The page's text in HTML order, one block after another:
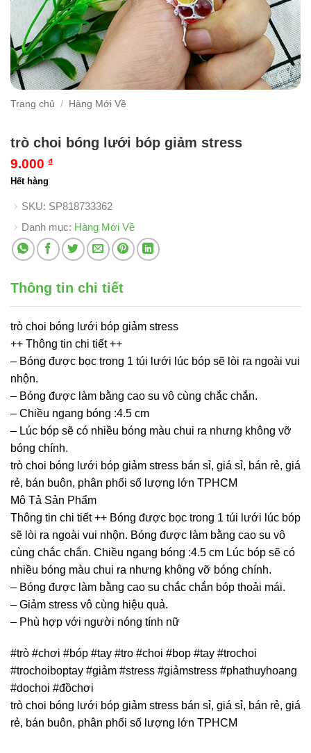
Trang chủ / Hàng Mới Về
trò choi bóng lưới bóp giảm stress
9.000 ₫
Hết hàng
SKU: SP818733362
Danh mục: Hàng Mới Về
Thông tin chi tiết
trò choi bóng lưới bóp giảm stress
++ Thông tin chi tiết ++
– Bóng được bọc trong 1 túi lưới lúc bóp sẽ lòi ra ngoài vui
nhộn.
– Bóng được làm bằng cao su vô cùng chắc chắn.
– Chiều ngang bóng :4.5 cm
– Lúc bóp sẽ có nhiều bóng màu chui ra nhưng không vỡ
bóng chính.
trò choi bóng lưới bóp giảm stress bán sỉ, giá sỉ, bán rẻ, giá
rẻ, bán buôn, phân phối số lượng lớn TPHCM
Mô Tả Sản Phẩm
Thông tin chi tiết ++ Bóng được bọc trong 1 túi lưới lúc bóp
sẽ lòi ra ngoài vui nhộn. Bóng được làm bằng cao su vô
cùng chắc chắn. Chiều ngang bóng :4.5 cm Lúc bóp sẽ có
nhiều bóng màu chui ra nhưng không vỡ bóng chính.
– Bóng được làm bằng cao su chắc chắn bóp thoải mái.
– Giảm stress vô cùng hiệu quả.
– Phù hợp với người nóng tính nữ
#trò #chơi #bóp #tay #tro #choi #bop #tay #trochoi
#trochoiboptay #giảm #stress #giảmstress #phathuyhoang
#dochoi #đồchơi
trò choi bóng lưới bóp giảm stress bán sỉ, giá sỉ, bán rẻ, giá
rẻ, bán buôn, phân phối số lượng lớn TPHCM